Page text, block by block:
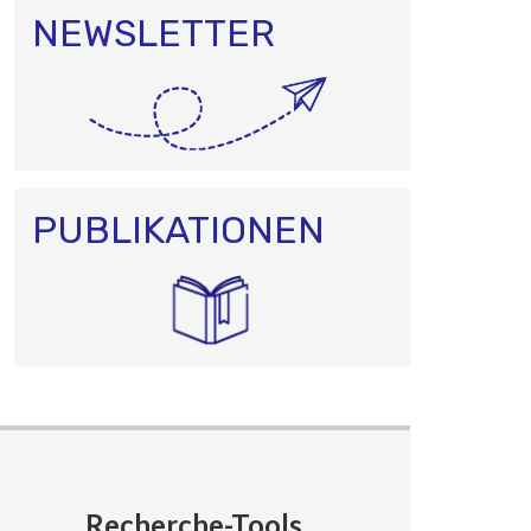
NEWSLETTER
PUBLIKATIONEN